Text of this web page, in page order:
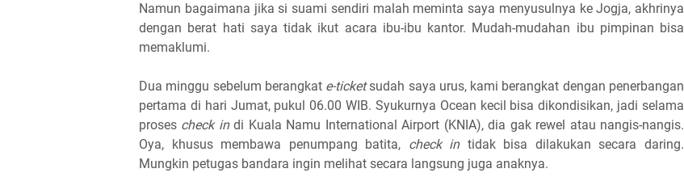
Namun bagaimana jika si suami sendiri malah meminta saya menyusulnya ke Jogja, akhrinya
dengan berat hati saya tidak ikut acara ibu-ibu kantor. Mudah-mudahan ibu pimpinan bisa
memaklumi.
Dua minggu sebelum berangkat e-ticketsudah saya urus, kami berangkat dengan penerbangan
pertama di hari Jumat, pukul 06.00 WIB. Syukurnya Ocean kecil bisa dikondisikan, jadi selama
proses check indi Kuala Namu International Airport (KNIA), dia gak rewel atau nangis-nangis.
Oya, khusus membawa penumpang batita, check intidak bisa dilakukan secara daring.
Mungkin petugas bandara ingin melihat secara langsung juga anaknya.